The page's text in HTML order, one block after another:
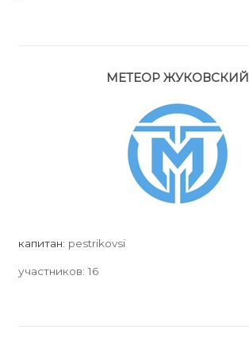
МЕТЕОР ЖУКОВСКИЙ
капитан: pestrikovsi
участников:16